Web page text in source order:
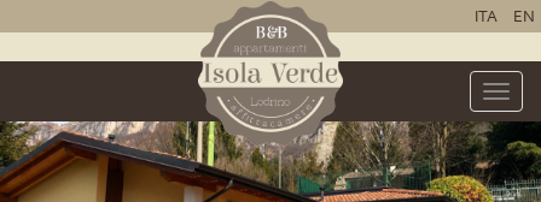
ITA EN
Toggle